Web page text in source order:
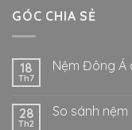
GÓC CHIA SẺ
18
Th7
Nệm Đông Á
28
Th2
So sánh